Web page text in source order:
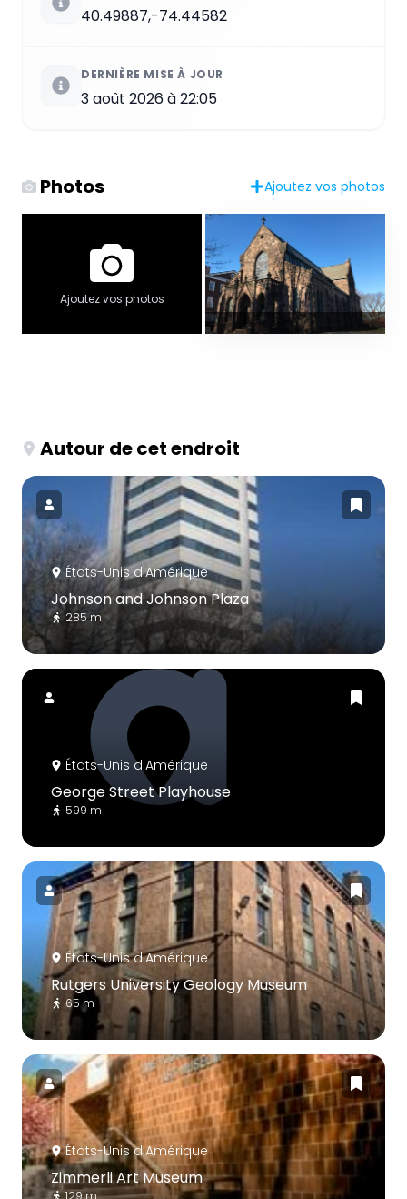
40.49887,-74.44582
DERNIÈRE MISE À JOUR
3 août 2026 à 22:05
Photos Ajoutez vos photos
Ajoutez vos photos
Autour de cet endroit
États-Unis d'Amérique
Johnson and Johnson Plaza
285 m
États-Unis d'Amérique
George Street Playhouse
599 m
États-Unis d'Amérique
Rutgers University Geology Museum
65 m
États-Unis d'Amérique
Zimmerli Art Museum